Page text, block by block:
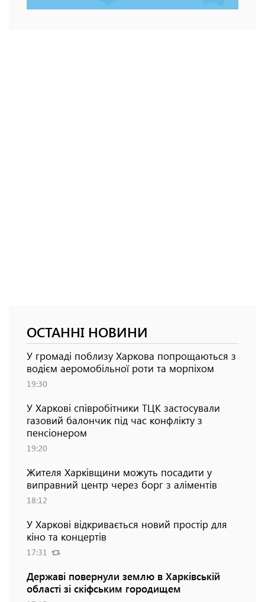
ОСТАННІ НОВИНИ
У громаді поблизу Харкова попрощаються з
водієм аеромобільної роти та морпіхом
19:30
У Харкові співробітники ТЦК застосували
газовий балончик під час конфлікту з
пенсіонером
19:20
Жителя Харківщини можуть посадити у
виправний центр через борг з аліментів
18:12
У Харкові відкривається новий простір для
кіно та концертів
17:31
Державі повернули землю в Харківській
області зі скіфським городищем